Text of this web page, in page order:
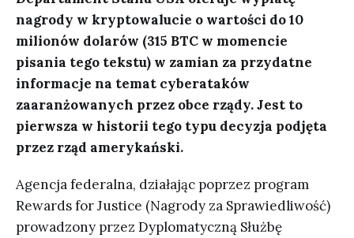
nagrody w kryptowalucie o wartości do 10
milionów dolarów (315 BTC w momencie
pisania tego tekstu) w zamian za przydatne
informacje na temat cyberataków
zaaranżowanych przez obce rządy. Jest to
pierwsza w historii tego typu decyzja podjęta
przez rząd amerykański.
Agencja federalna, działając poprzez program
Rewards for Justice (Nagrody za Sprawiedliwość)
prowadzony przez Dyplomatyczną Służbę